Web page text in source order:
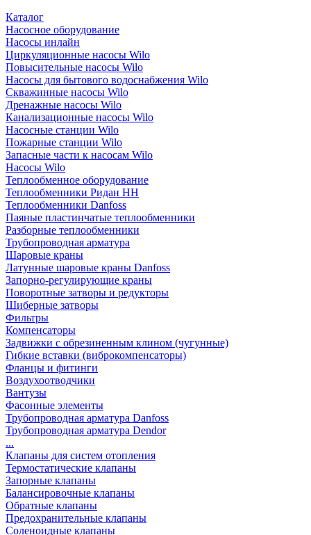
Каталог
Насосное оборудование
Насосы инлайн
Циркуляционные насосы Wilo
Повысительные насосы Wilo
Насосы для бытового водоснабжения Wilo
Скважинные насосы Wilo
Дренажные насосы Wilo
Канализационные насосы Wilo
Насосные станции Wilo
Пожарные станции Wilo
Запасные части к насосам Wilo
Насосы Wilo
Теплообменное оборудование
Теплообменники Ридан НН
Теплообменники Danfoss
Паяные пластинчатые теплообменники
Разборные теплообменники
Трубопроводная арматура
Шаровые краны
Латунные шаровые краны Danfoss
Запорно-регулирующие краны
Поворотные затворы и редукторы
Шиберные затворы
Фильтры
Компенсаторы
Задвижки с обрезиненным клином (чугунные)
Гибкие вставки (виброкомпенсаторы)
Фланцы и фитинги
Воздухоотводчики
Вантузы
Фасонные элементы
Трубопроводная арматура Danfoss
Трубопроводная арматура Dendor
...
Клапаны для систем отопления
Термостатические клапаны
Запорные клапаны
Балансировочные клапаны
Обратные клапаны
Предохранительные клапаны
Соленоидные клапаны